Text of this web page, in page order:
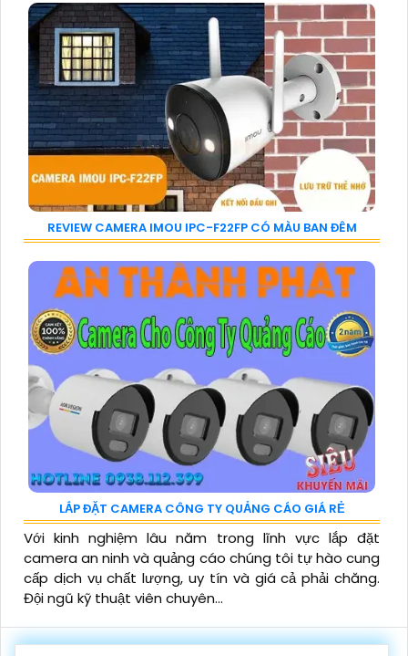
REVIEW CAMERA IMOU IPC-F22FP CÓ MÀU BAN ĐÊM
LẮP ĐẶT CAMERA CÔNG TY QUẢNG CÁO GIÁ RẺ
Với kinh nghiệm lâu năm trong lĩnh vực lắp đặt
camera an ninh và quảng cáo chúng tôi tự hào cung
cấp dịch vụ chất lượng, uy tín và giá cả phải chăng.
Đội ngũ kỹ thuật viên chuyên...